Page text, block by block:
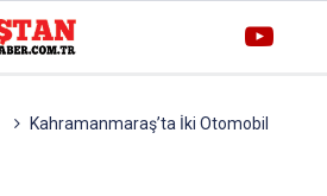
Kahramanmaraş’ta İki Otomobil